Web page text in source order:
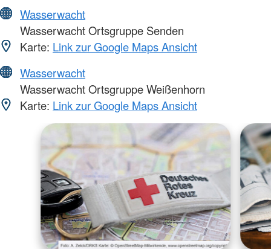
Wasserwacht
Wasserwacht Ortsgruppe Senden
Karte: Link zur Google Maps Ansicht
Wasserwacht
Wasserwacht Ortsgruppe Weißenhorn
Karte: Link zur Google Maps Ansicht